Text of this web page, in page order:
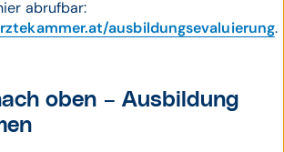
abrufbar:
ausbildungsevaluierung.
oben – Ausbildung